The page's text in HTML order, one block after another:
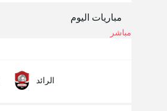
مباريات اليوم
مباشر
الرائد